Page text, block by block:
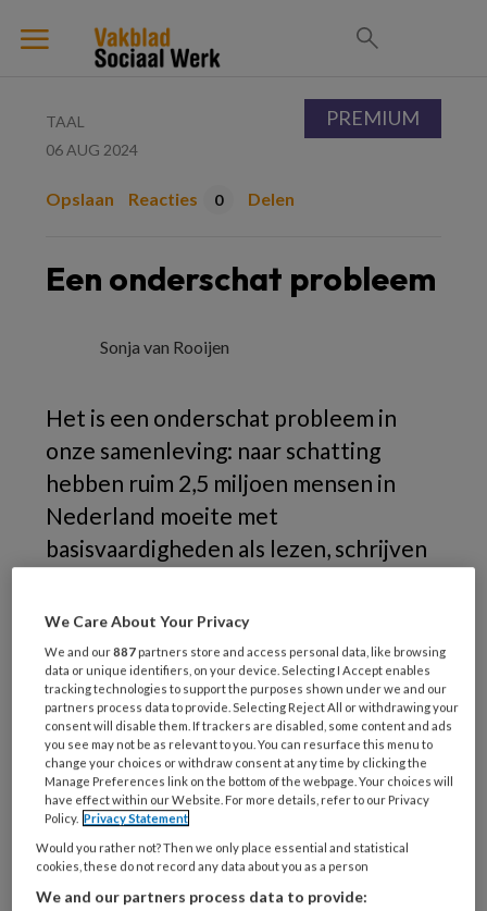
TAAL
06 AUG 2024
Opslaan Reacties 0 Delen
Een onderschat probleem
Sonja van Rooijen
Het is een onderschat probleem in
onze samenleving: naar schatting
hebben ruim 2,5 miljoen mensen in
Nederland moeite met
basisvaardigheden als lezen, schrijven
zowel om mensen met een
migratieachtergrond die Nederlands
als tweede taal hebben, als om mensen
die in Nederland geboren en getogen
zijn en Nederlands als eerste taal
hebben. De laatste groep is minder
zichtbaar dan de eerste.
PREMIUM
We Care About Your Privacy
We and our887 partners store and access personal data, like browsing
data or unique identifiers, on your device. Selecting I Accept enables
tracking technologies to support the purposes shown under we and our
partners process data to provide. Selecting Reject All or withdrawing your
consent will disable them. If trackers are disabled, some content and ads
you see may not be as relevant to you. You can resurface this menu to
change your choices or withdraw consent at any time by clicking the
Manage Preferences link on the bottom of the webpage. Your choices will
have effect within our Website. For more details, refer to our Privacy
Policy. Privacy Statement
Would you rather not? Then we only place essential and statistical
cookies, these do not record any data about you as a person
We and our partners process data to provide: